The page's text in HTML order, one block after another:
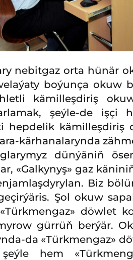
nebitgaz orta hünär
boýunça
kämilleşdiriş
şeýle-de işçi
hepdelik
kärhanalarynda
dünýäniň
«Galkynyş» gaz
Biz
Şol okuw
döwlet
gürrüň berýär.
da «Türkmengaz»
şeýle hem